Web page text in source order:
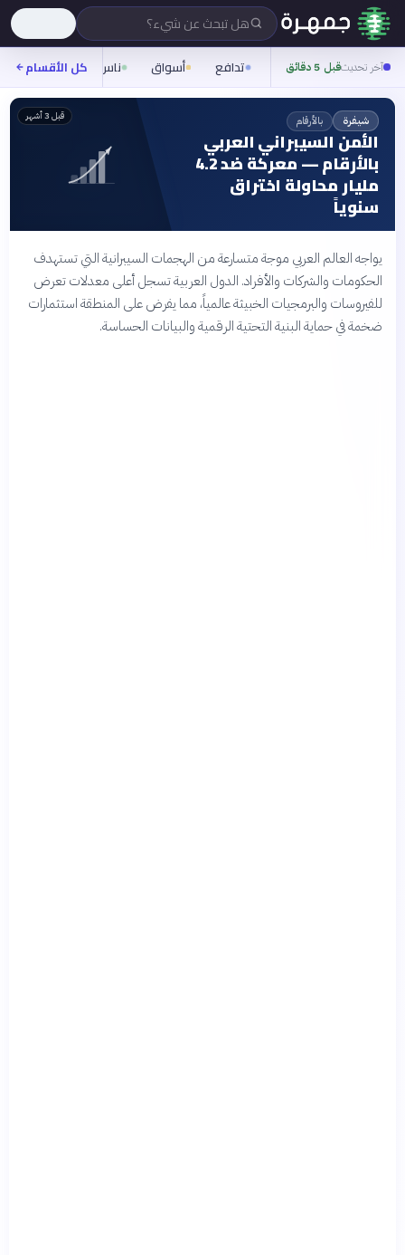
هل تبحث عن شيء؟
آخر تحديثقبل 5 دقائق تدافع أسواق ناس روح
كل الأقسام
شيفرة بالأرقام
الأمن السيبراني العربي
بالأرقام — معركة ضد 4.2
مليار محاولة اختراق
سنوياً
قبل 3 أشهر
يواجه العالم العربي موجة متسارعة من الهجمات السيبرانية التي تستهدف
الحكومات والشركات والأفراد. الدول العربية تسجل أعلى معدلات تعرض
للفيروسات والبرمجيات الخبيثة عالمياً، مما يفرض على المنطقة استثمارات
ضخمة في حماية البنية التحتية الرقمية والبيانات الحساسة.